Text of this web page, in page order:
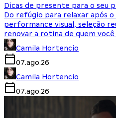
Dicas de presente para o seu
Do refúgio para relaxar após
performance visual, seleção
renovar a rotina de quem você
Camila Hortencio
07.ago.26
Camila Hortencio
07.ago.26